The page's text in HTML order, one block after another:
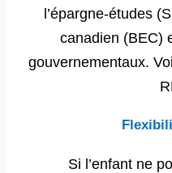
l’épargne-études
canadien (BEC)
gouvernementaux.
Si l’enfant ne